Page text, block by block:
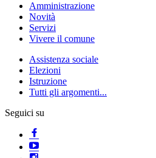
Amministrazione
Novità
Servizi
Vivere il comune
Assistenza sociale
Elezioni
Istruzione
Tutti gli argomenti...
Seguici su